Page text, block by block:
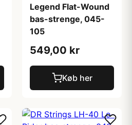
Legend Flat-Wound
bas-strenge, 045-
105
549,00 kr
Køb her